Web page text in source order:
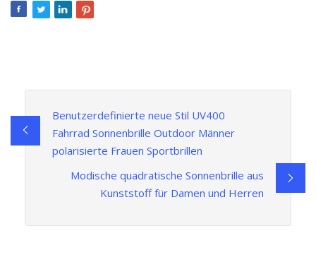
Benutzerdefinierte neue Stil UV400
Fahrrad Sonnenbrille Outdoor Männer
polarisierte Frauen Sportbrillen
Modische quadratische Sonnenbrille aus
Kunststoff für Damen und Herren